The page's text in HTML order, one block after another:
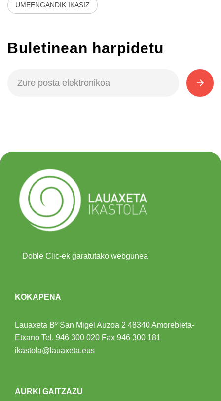
UMEENGANDIK IKASIZ
Buletinean harpidetu
Doble Clic-ek garatutako webgunea
KOKAPENA
Lauaxeta Bº San Migel Auzoa 2 48340 Amorebieta-
Etxano Tel. 946 300 020 Fax 946 300 181
ikastola@lauaxeta.eus
AURKI GAITZAZU